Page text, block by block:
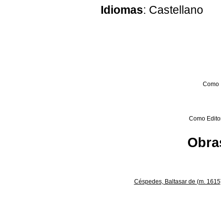
Idiomas: Castellano
Como
Como
Céspedes, Baltasar de (m.